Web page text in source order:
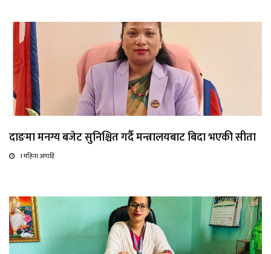
दाङमा मनग्य बजेट सुनिश्चित गर्दै मन्त्रालयबाट बिदा भएकी सीता
1 महिना अगाडि